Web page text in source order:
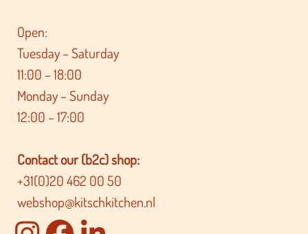
Open:
Tuesday – Saturday
11:00 – 18:00
Monday – Sunday
12:00 – 17:00
Contact our (b2c) shop:
+31(0)20 462 00 50
webshop@kitschkitchen.nl